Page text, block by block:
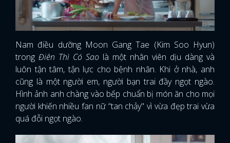
ĐĂNG NHẬP
Nam điều dưỡng Moon Gang Tae (Kim Soo Hyun)
trong Điên Thì Có Sao là một nhân viên dịu dàng và
luôn tận tâm, tận lực cho bệnh nhân. Khi ở nhà, anh
cũng là một người em, người bạn trai đầy ngọt ngào.
Hình ảnh anh chàng vào bếp chuẩn bị món ăn cho mọi
người khiến nhiều fan nữ “tan chảy" vì vừa đẹp trai vừa
quá đỗi ngọt ngào.